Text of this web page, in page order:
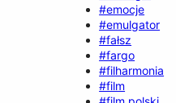
#emocje
#emulgator
#fałsz
#fargo
#filharmonia
#film